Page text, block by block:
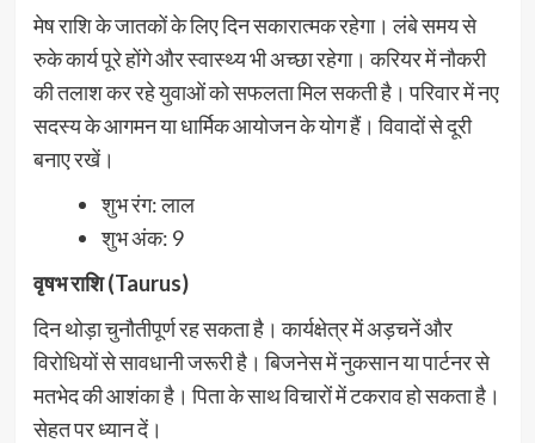
मेष राशि के जातकों के लिए दिन सकारात्मक रहेगा। लंबे समय से
रुके कार्य पूरे होंगे और स्वास्थ्य भी अच्छा रहेगा। करियर में नौकरी
की तलाश कर रहे युवाओं को सफलता मिल सकती है। परिवार में नए
सदस्य के आगमन या धार्मिक आयोजन के योग हैं। विवादों से दूरी
बनाए रखें।
शुभ रंग: लाल
शुभ अंक: 9
वृषभ राशि (Taurus)
दिन थोड़ा चुनौतीपूर्ण रह सकता है। कार्यक्षेत्र में अड़चनें और
विरोधियों से सावधानी जरूरी है। बिजनेस में नुकसान या पार्टनर से
मतभेद की आशंका है। पिता के साथ विचारों में टकराव हो सकता है।
सेहत पर ध्यान दें।